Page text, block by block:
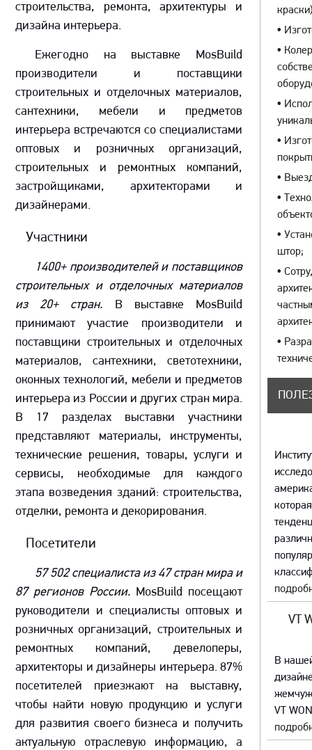
строительства, ремонта, архитектуры и
дизайна интерьера.
Ежегодно на выставке MosBuild
производители и поставщики
строительных и отделочных материалов,
сантехники, мебели и предметов
интерьера встречаются со специалистами
оптовых и розничных организаций,
строительных и ремонтных компаний,
застройщиками, архитекторами и
дизайнерами.
Участники
1400+ производителей и поставщиков
строительных и отделочных материалов
из 20+ стран. В выставке MosBuild
принимают участие производители и
поставщики строительных и отделочных
материалов, сантехники, светотехники,
оконных технологий, мебели и предметов
интерьера из России и других стран мира.
В 17 разделах выставки участники
представляют материалы, инструменты,
технические решения, товары, услуги и
сервисы, необходимые для каждого
этапа возведения зданий: строительства,
отделки, ремонта и декорирования.
Посетители
57 502 специалиста из 47 стран мира и
87 регионов России. MosBuild посещают
руководители и специалисты оптовых и
розничных организаций, строительных и
ремонтных компаний, девелоперы,
архитекторы и дизайнеры интерьера. 87%
посетителей приезжают на выставку,
чтобы найти новую продукцию и услуги
для развития своего бизнеса и получить
актуальную отраслевую информацию, а
•
•
•
•
•
•
•
штор;
•
•
VT
В
VT